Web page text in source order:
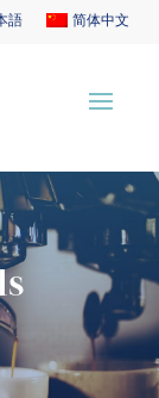
語 简体中文